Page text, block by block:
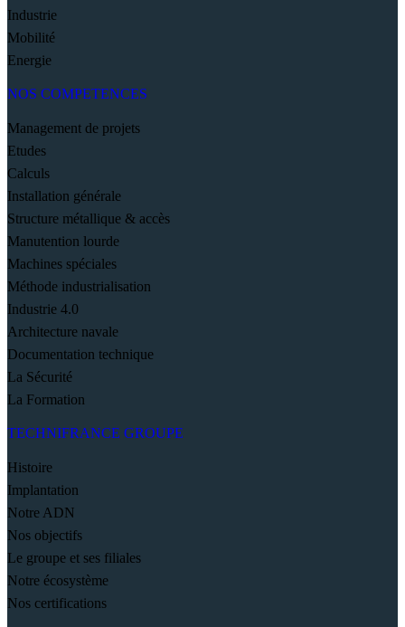
Industrie
Mobilité
Energie
NOS COMPETENCES
Management de projets
Etudes
Calculs
Installation générale
Structure métallique & accès
Manutention lourde
Machines spéciales
Méthode industrialisation
Industrie 4.0
Architecture navale
Documentation technique
La Sécurité
La Formation
TECHNIFRANCE GROUPE
Histoire
Implantation
Notre ADN
Nos objectifs
Le groupe et ses filiales
Notre écosystème
Nos certifications